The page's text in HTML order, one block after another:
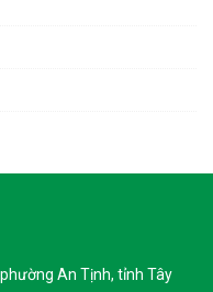
phường An Tịnh, tỉnh Tây